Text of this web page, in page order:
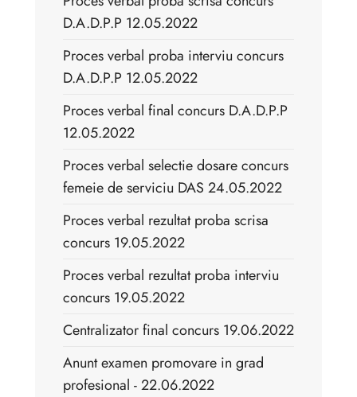
D.A.D.P.P 12.05.2022
Proces verbal proba interviu concurs
D.A.D.P.P 12.05.2022
Proces verbal final concurs D.A.D.P.P
12.05.2022
Proces verbal selectie dosare concurs
femeie de serviciu DAS 24.05.2022
Proces verbal rezultat proba scrisa
concurs 19.05.2022
Proces verbal rezultat proba interviu
concurs 19.05.2022
Centralizator final concurs 19.06.2022
Anunt examen promovare in grad
profesional - 22.06.2022